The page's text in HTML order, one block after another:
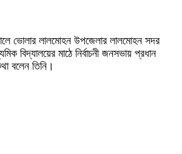
ভোলার লালমোহন উপজেলার লালমোহন সদর
বিদ্যালয়ের মাঠে নির্বাচনী জনসভায় প্রধান
বলেন তিনি।